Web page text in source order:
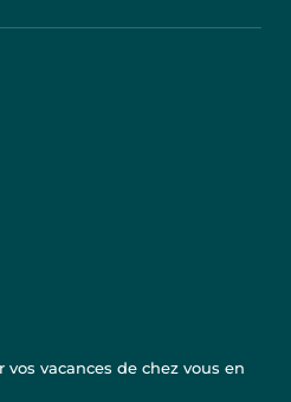
vos vacances de chez vous en